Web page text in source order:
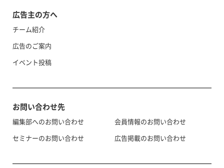
広告主の方へ
チーム紹介
広告のご案内
イベント投稿
お問い合わせ先
編集部へのお問い合わせ
セミナーのお問い合わせ
会員情報のお問い合わせ
広告掲載のお問い合わせ